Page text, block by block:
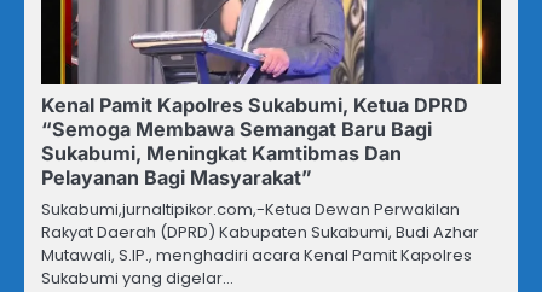
Kenal Pamit Kapolres Sukabumi, Ketua DPRD
“Semoga Membawa Semangat Baru Bagi
Sukabumi, Meningkat Kamtibmas Dan
Pelayanan Bagi Masyarakat”
Sukabumi,jurnaltipikor.com,-Ketua Dewan Perwakilan
Rakyat Daerah (DPRD) Kabupaten Sukabumi, Budi Azhar
Mutawali, S.IP., menghadiri acara Kenal Pamit Kapolres
Sukabumi yang digelar…